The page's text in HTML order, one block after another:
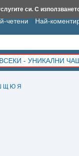
Щ Ю Я
четени Най-
- УНИКАЛНИ
BauBau.bg NewAge.bg
си. С